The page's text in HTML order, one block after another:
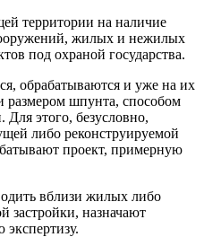
территории на наличие
жилых и нежилых
под охраной государства.
обрабатываются и уже на их
размером шпунта, способом
этого, безусловно,
либо реконструируемой
проект, примерную
вблизи жилых либо
застройки, назначают